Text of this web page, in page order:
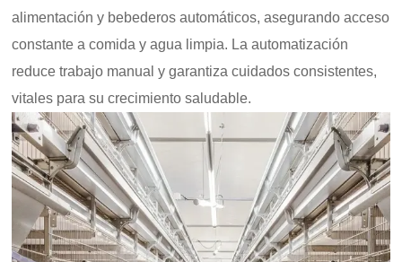
alimentación y bebederos automáticos, asegurando acceso
constante a comida y agua limpia. La automatización
reduce trabajo manual y garantiza cuidados consistentes,
vitales para su crecimiento saludable.